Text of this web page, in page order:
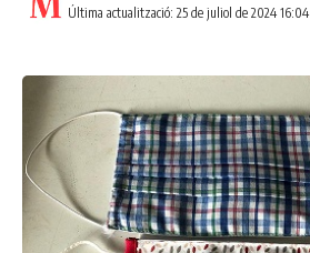
Última actualització: 25 de juliol de 2024 16:04